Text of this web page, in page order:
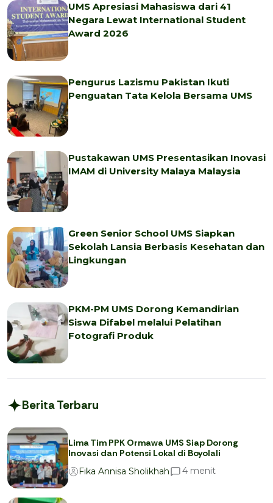
UMS Apresiasi Mahasiswa dari 41
Negara Lewat International Student
Award 2026
Pengurus Lazismu Pakistan Ikuti
Penguatan Tata Kelola Bersama UMS
Pustakawan UMS Presentasikan Inovasi
IMAM di University Malaya Malaysia
Green Senior School UMS Siapkan
Sekolah Lansia Berbasis Kesehatan dan
Lingkungan
PKM-PM UMS Dorong Kemandirian
Siswa Difabel melalui Pelatihan
Fotografi Produk
Berita Terbaru
Lima Tim PPK Ormawa UMS Siap Dorong
Inovasi dan Potensi Lokal di Boyolali
Fika Annisa Sholikhah
4 menit